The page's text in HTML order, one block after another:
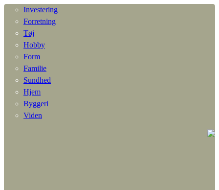
Investering
Forretning
Tøj
Hobby
Form
Familie
Sundhed
Hjem
Byggeri
Viden